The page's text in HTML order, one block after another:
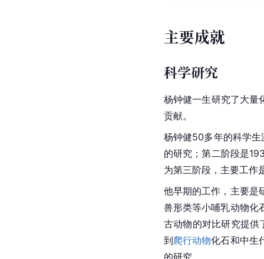
主要成就
科学研究
杨钟健一生研究了大量
贡献。
杨钟健50多年的科学
的研究；第二阶段是
为第三阶段，主要工作
他早期的工作，主要是
兽形类等小哺乳动物化
古动物的对比研究提
到爬行动物化石和中生